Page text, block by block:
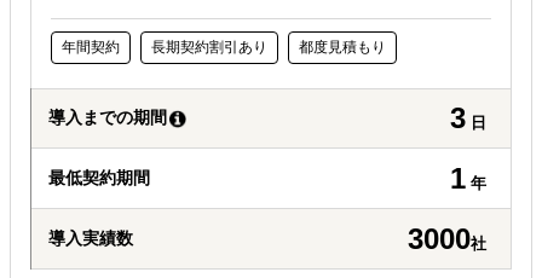
年間契約 長期契約割引あり 都度見積もり
導入までの期間 3 日
最低契約期間 1 年
導入実績数 3000社